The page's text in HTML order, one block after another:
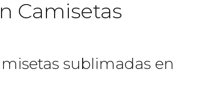
Camisetas
sublimadas en